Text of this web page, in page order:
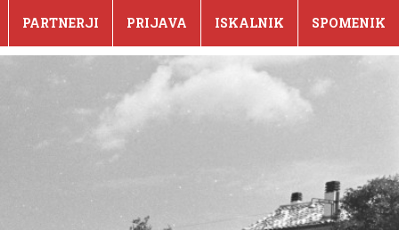
PARTNERJI PRIJAVA ISKALNIK SPOMENIK